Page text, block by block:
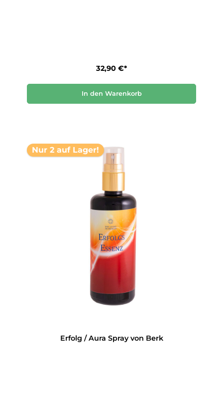
32,90 €*
In den Warenkorb
Nur 2 auf Lager!
Erfolg / Aura Spray von Berk